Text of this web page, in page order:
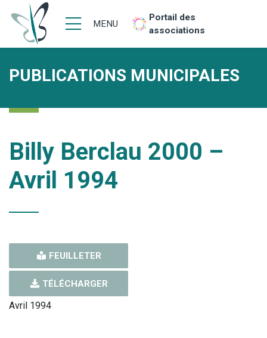
MENU
Portail des
associations
PUBLICATIONS MUNICIPALES
Billy Berclau 2000 –
Avril 1994
FEUILLETER
TÉLÉCHARGER
Avril 1994